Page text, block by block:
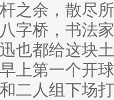
之余，散尽
字桥，书法
也都给这块
上第一个开
二人组下场